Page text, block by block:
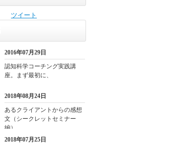
ツイート
2016年07月29日
認知科学コーチング実践講
座。まず最初に、
2018年08月24日
あるクライアントからの感想
文（シークレットセミナー
編）
2018年07月25日